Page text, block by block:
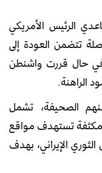
الرئيس الأمريكي
تتضمن العودة إلى
حال قررت واشنطن
الراهنة.
الصحيفة، تشمل
تستهدف مواقع
الإيراني، بهدف